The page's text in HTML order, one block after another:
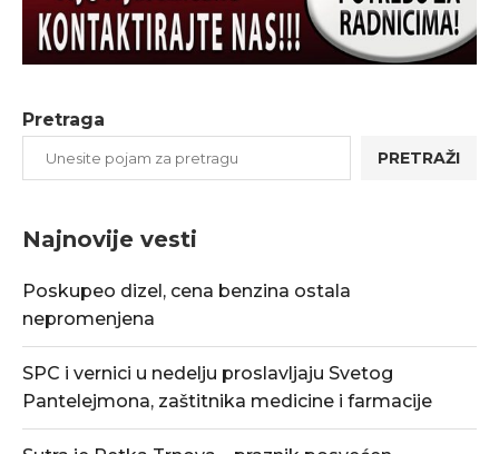
Pretraga
PRETRAŽI
Najnovije vesti
Poskupeo dizel, cena benzina ostala
nepromenjena
SPC i vernici u nedelju proslavljaju Svetog
Pantelejmona, zaštitnika medicine i farmacije